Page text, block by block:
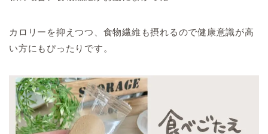
カロリーを抑えつつ、食物繊維も摂れるので健康意識が高
い方にもぴったりです。